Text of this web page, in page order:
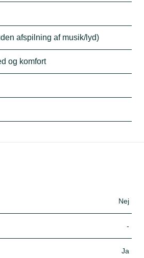
afspilning af musik/lyd)
og komfort
Nej
-
Ja